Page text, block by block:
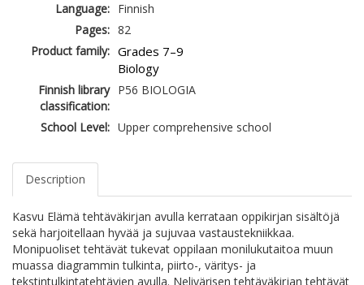
Language: Finnish
Pages: 82
Product family: Grades 7–9
Biology
Finnish library
classification:
P56 BIOLOGIA
School Level: Upper comprehensive school
Description
Kasvu Elämä tehtäväkirjan avulla kerrataan oppikirjan sisältöjä
sekä harjoitellaan hyvää ja sujuvaa vastaustekniikkaa.
Monipuoliset tehtävät tukevat oppilaan monilukutaitoa muun
muassa diagrammin tulkinta, piirto-, väritys- ja
tekstintulkintatehtävien avulla. Nelivärisen tehtäväkirjan tehtävät